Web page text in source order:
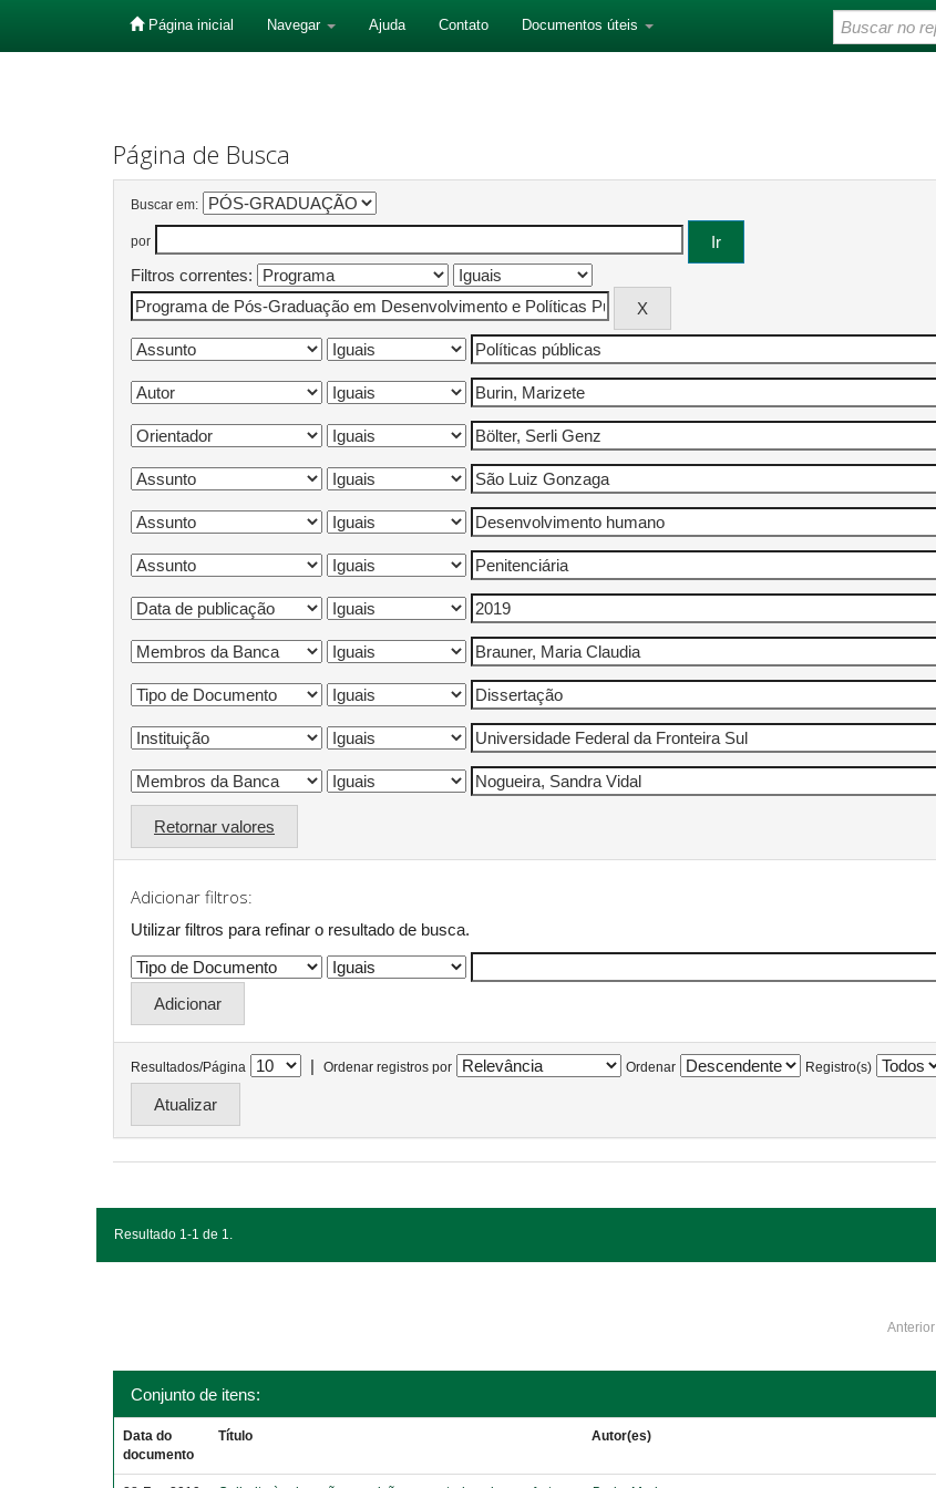
Página inicial Navegar Ajuda Contato Documentos úteis
Página de Busca
Buscar em:
por
Filtros correntes:
Retornar valores
Adicionar filtros:
Utilizar filtros para refinar o resultado de busca.
Resultados/Página | Ordenar registros por Ordenar Registro(s)
Resultado 1-1 de 1.
Anterior
Conjunto de itens:
Data do
documento
Título Autor(es)